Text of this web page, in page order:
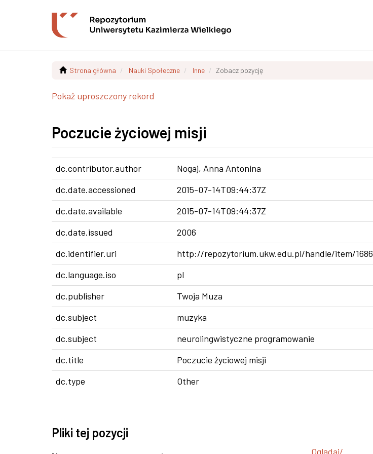
Strona główna Nauki Społeczne Inne Zobacz pozycję
Pokaż uproszczony rekord
Poczucie życiowej misji
dc.contributor.author
Nogaj, Anna Antonina
dc.date.accessioned
2015-07-14T09:44:37Z
dc.date.available
2015-07-14T09:44:37Z
dc.date.issued
2006
dc.identifier.uri
http://repozytorium.ukw.edu.pl/handle/item/1686
dc.language.iso
pl
dc.publisher
Twoja Muza
dc.subject
muzyka
dc.subject
neurolingwistyczne programowanie
dc.title
Poczucie życiowej misji
dc.type
Other
Pliki tej pozycji
Oglądaj/